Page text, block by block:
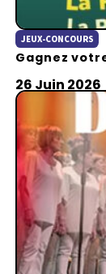
JEUX-CONCOURS
Gagnez
26 Juin 2026